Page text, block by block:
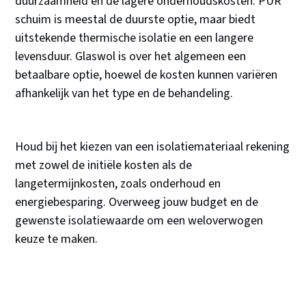
schuim is meestal de duurste optie, maar biedt
uitstekende thermische isolatie en een langere
levensduur. Glaswol is over het algemeen een
betaalbare optie, hoewel de kosten kunnen variëren
afhankelijk van het type en de behandeling.
Houd bij het kiezen van een isolatiemateriaal rekening
met zowel de initiële kosten als de
langetermijnkosten, zoals onderhoud en
energiebesparing. Overweeg jouw budget en de
gewenste isolatiewaarde om een weloverwogen
keuze te maken.